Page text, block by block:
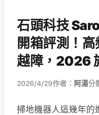
石頭科技
開箱評測！
越障，2026
2026/4/29作者： 阿湯分
掃地機器人這幾年的